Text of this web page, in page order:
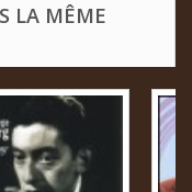
LA MÊME